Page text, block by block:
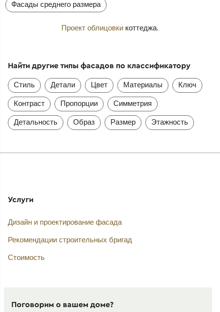
Фасады среднего размера
Проект облицовки коттеджа.
Найти другие типы фасадов по классификатору
Стиль Детали Цвет Материалы Ключ
Контраст Пропорции Симметрия
Детальность Образ Размер Этажность
Услуги
Дизайн и проектирование фасада
Рекомендации строительных бригад
Стоимость
Поговорим о вашем доме?